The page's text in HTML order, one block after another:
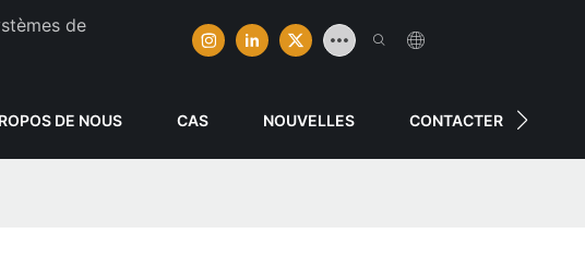
de
DE NOUS CAS NOUVELLES CONTACTER